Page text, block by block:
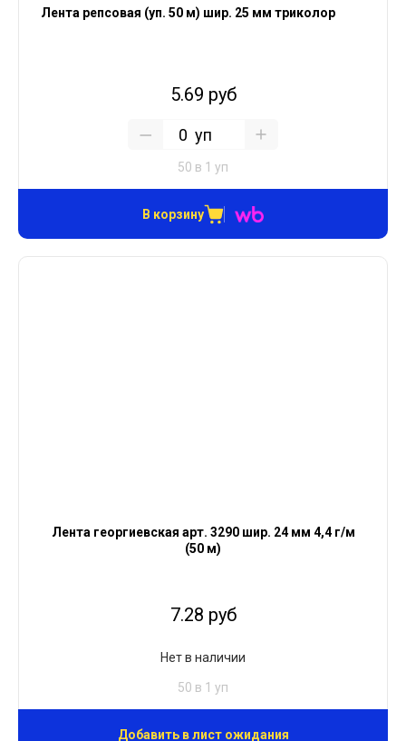
Лента репсовая (уп. 50 м) шир. 25 мм триколор
5.69 руб
уп
50 в 1 уп
В корзину
Лента георгиевская арт. 3290 шир. 24 мм 4,4 г/м
(50 м)
7.28 руб
Нет в наличии
50 в 1 уп
Добавить в лист ожидания